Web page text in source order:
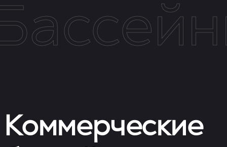
Коммерческие